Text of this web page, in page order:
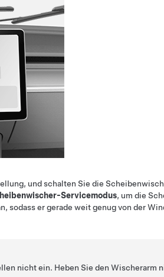
und schalten Sie die
Servicemodus, um die
sodass er gerade weit genug von der
nicht ein. Heben Sie den Wischerarm